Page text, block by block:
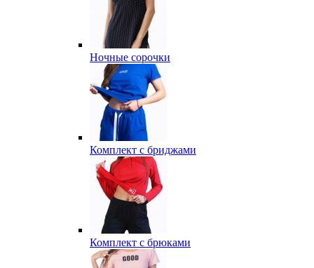
Ночные сорочки
Комплект с бриджами
Комплект с брюками